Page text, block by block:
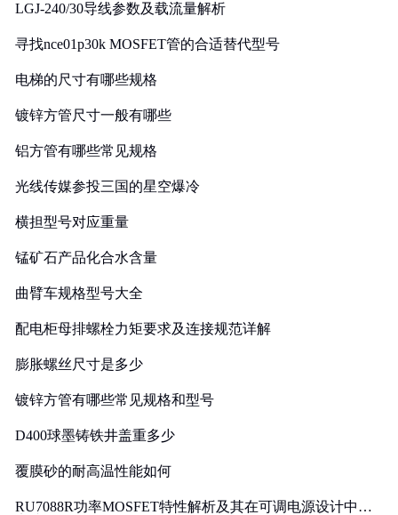
LGJ-240/30导线参数及载流量解析
寻找nce01p30k MOSFET管的合适替代型号
电梯的尺寸有哪些规格
镀锌方管尺寸一般有哪些
铝方管有哪些常见规格
光线传媒参投三国的星空爆冷
横担型号对应重量
锰矿石产品化合水含量
曲臂车规格型号大全
配电柜母排螺栓力矩要求及连接规范详解
膨胀螺丝尺寸是多少
镀锌方管有哪些常见规格和型号
D400球墨铸铁井盖重多少
覆膜砂的耐高温性能如何
RU7088R功率MOSFET特性解析及其在可调电源设计中的